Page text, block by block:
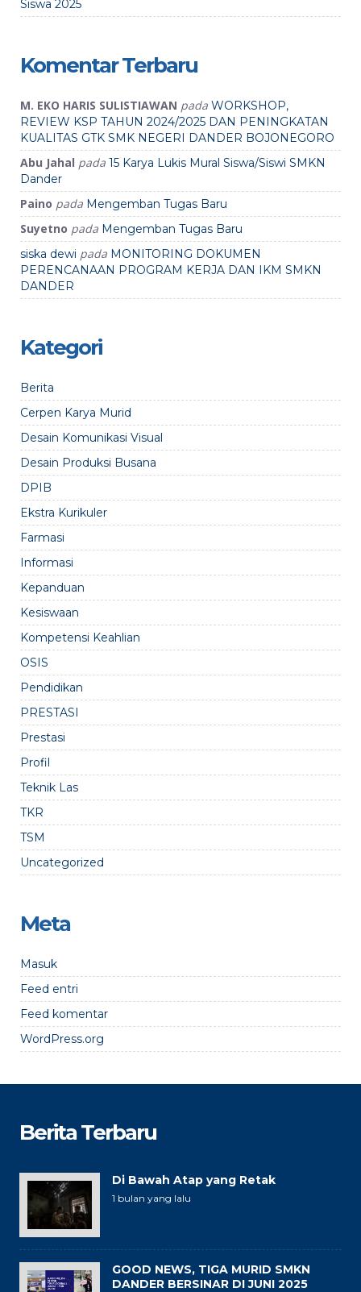
Siswa 2025
Komentar Terbaru
M. EKO HARIS SULISTIAWAN pada WORKSHOP,
REVIEW KSP TAHUN 2024/2025 DAN PENINGKATAN
KUALITAS GTK SMK NEGERI DANDER BOJONEGORO
Abu Jahal pada 15 Karya Lukis Mural Siswa/Siswi SMKN
Dander
Paino pada Mengemban Tugas Baru
Suyetno pada Mengemban Tugas Baru
siska dewi pada MONITORING DOKUMEN
PERENCANAAN PROGRAM KERJA DAN IKM SMKN
DANDER
Kategori
Berita
Cerpen Karya Murid
Desain Komunikasi Visual
Desain Produksi Busana
DPIB
Ekstra Kurikuler
Farmasi
Informasi
Kepanduan
Kesiswaan
Kompetensi Keahlian
OSIS
Pendidikan
PRESTASI
Prestasi
Profil
Teknik Las
TKR
TSM
Uncategorized
Meta
Masuk
Feed entri
Feed komentar
WordPress.org
Berita Terbaru
Di Bawah Atap yang Retak
1 bulan yang lalu
GOOD NEWS, TIGA MURID SMKN
DANDER BERSINAR DI JUNI 2025